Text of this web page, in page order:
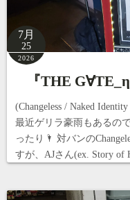
7月
25
2026
『THE
(Changeless / Naked
最近ゲリラ豪雨もあるの
ったり🌂 対バンの
すが、AJさん(ex. Story of